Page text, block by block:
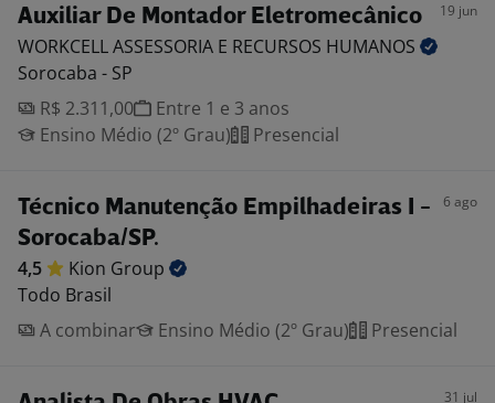
Auxiliar De Montador Eletromecânico 19 jun
WORKCELL ASSESSORIA E RECURSOS HUMANOS
Sorocaba - SP
R$ 2.311,00
Entre 1 e 3 anos
Ensino Médio (2º Grau)
Presencial
Técnico Manutenção Empilhadeiras I -
Sorocaba/SP.
6 ago
4,5 Kion Group
Todo Brasil
A combinar
Ensino Médio (2º Grau) Presencial
31 jul